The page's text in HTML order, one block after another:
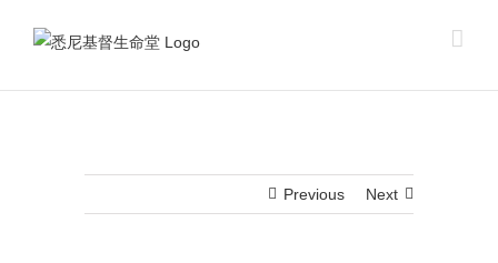
Previous Next